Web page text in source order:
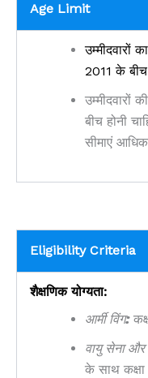
Age Limit
उम्मीदवारों
2011 के बीच
उम्मीदवारों
बीच होनी
सीमाएं
Eligibility Criteria
शैक्षणिक योग्यता:
आर्मी विंग:
वायु सेना और
के साथ कक्षा